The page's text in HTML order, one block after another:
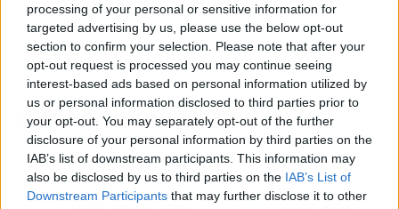
processing of your personal or sensitive information for
targeted advertising by us, please use the below opt-out
section to confirm your selection. Please note that after your
opt-out request is processed you may continue seeing
interest-based ads based on personal information utilized by
us or personal information disclosed to third parties prior to
your opt-out. You may separately opt-out of the further
disclosure of your personal information by third parties on the
IAB’s list of downstream participants. This information may
also be disclosed by us to third parties on the IAB’s List of
Downstream Participants that may further disclose it to other
Más información:Deco toma la primera decisión
drástica en el FC Barcelona: no juega más.
Mastantuono obliga al
Real Madrid a negociar
con el Manchester City
Artículo siguiente
Carvajal lanza mensaje
rotundo tras volver a
una lista del Real Madrid